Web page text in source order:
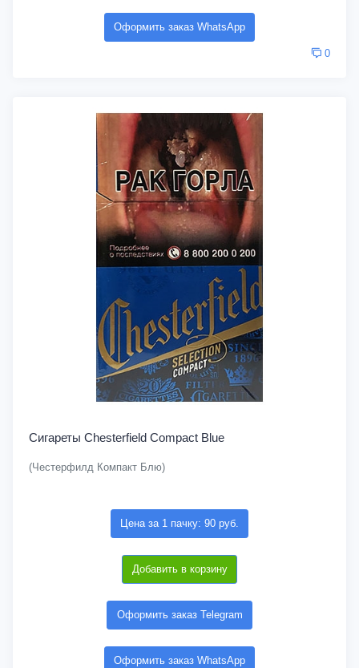
Оформить заказ WhatsApp
0
Сигареты Chesterfield Compact Blue
(Честерфилд Компакт Блю)
Цена за 1 пачку: 90 руб.
Добавить в корзину
Оформить заказ Telegram
Оформить заказ WhatsApp